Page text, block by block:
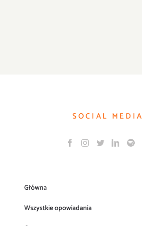
SOCIAL MEDIA
Główna
Wszystkie opowiadania